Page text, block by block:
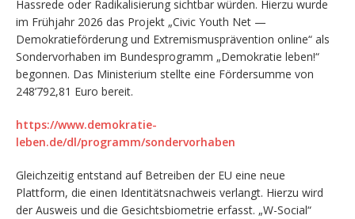
Hassrede oder Radikalisierung sichtbar würden. Hierzu wurde
im Frühjahr 2026 das Projekt „Civic Youth Net —
Demokratieförderung und Extremismusprävention online“ als
Sondervorhaben im Bundesprogramm „Demokratie leben!“
begonnen. Das Ministerium stellte eine Fördersumme von
248’792,81 Euro bereit.
https://www.demokratie-
leben.de/dl/programm/sondervorhaben
Gleichzeitig entstand auf Betreiben der EU eine neue
Plattform, die einen Identitätsnachweis verlangt. Hierzu wird
der Ausweis und die Gesichtsbiometrie erfasst. „W-Social“